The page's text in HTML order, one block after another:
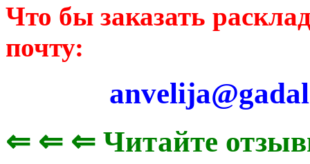
Что бы заказать
почту:
⇐ ⇐ ⇐ Читайте